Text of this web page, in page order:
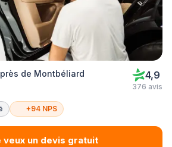
de Montbéliard 4,9
376 avis
+94 NPS
veux un devis gratuit